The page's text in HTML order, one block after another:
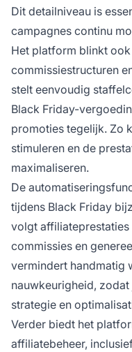
Dit detailniveau is
campagnes continu
Het platform blinkt
commissiestructuren
stelt eenvoudig
Black Friday-
promoties tegelijk. Zo
stimuleren en de
maximaliseren.
De
tijdens Black Friday
volgt
commissies en
vermindert handmatig
nauwkeurigheid,
strategie en
Verder biedt het
affiliatebeheer,